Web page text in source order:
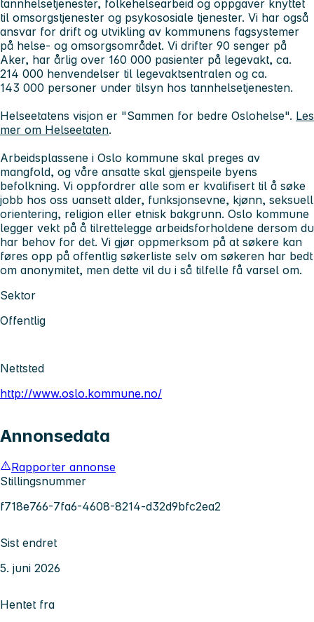
tannhelsetjenester, folkehelsearbeid og oppgaver knyttet
til omsorgstjenester og psykososiale tjenester. Vi har også
ansvar for drift og utvikling av kommunens fagsystemer
på helse- og omsorgsområdet. Vi drifter 90 senger på
Aker, har årlig over 160 000 pasienter på legevakt, ca.
214 000 henvendelser til legevaktsentralen og ca.
143 000 personer under tilsyn hos tannhelsetjenesten.
Helseetatens visjon er "Sammen for bedre Oslohelse". Les
mer om Helseetaten.
Arbeidsplassene i Oslo kommune skal preges av
mangfold, og våre ansatte skal gjenspeile byens
befolkning. Vi oppfordrer alle som er kvalifisert til å søke
jobb hos oss uansett alder, funksjonsevne, kjønn, seksuell
orientering, religion eller etnisk bakgrunn. Oslo kommune
legger vekt på å tilrettelegge arbeidsforholdene dersom du
har behov for det. Vi gjør oppmerksom på at søkere kan
føres opp på offentlig søkerliste selv om søkeren har bedt
om anonymitet, men dette vil du i så tilfelle få varsel om.
Sektor
Offentlig
Nettsted
http://www.oslo.kommune.no/
Annonsedata
Rapporter annonse
Stillingsnummer
f718e766-7fa6-4608-8214-d32d9bfc2ea2
Sist endret
5. juni 2026
Hentet fra